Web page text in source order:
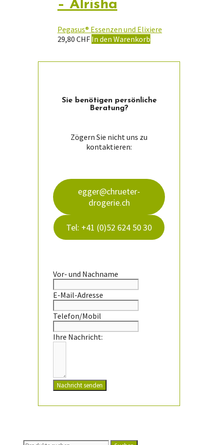
– Alrisha
Pegasus® Essenzen und Elixiere
29,80 CHF In den Warenkorb
Sie ­benötigen persön­liche
Beratung?
Zögern Sie nicht uns zu
kontaktieren:
egger@chrueter-
drogerie.ch
Tel: +41 (0)52 624 50 30
Vor- und Nachname
E-Mail-Adresse
Telefon/Mobil
Ihre Nachricht:
Nachricht senden